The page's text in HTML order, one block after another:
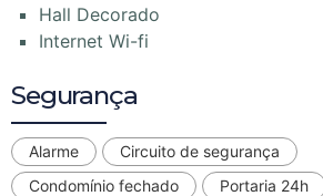
Hall Decorado
Internet Wi-fi
Segurança
Alarme
Circuito de segurança
Condomínio fechado
Portaria 24h